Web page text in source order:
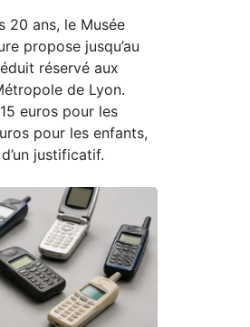
20 ans, le Musée
propose jusqu’au
réservé aux
de Lyon.
euros pour les
pour les enfants,
justificatif.